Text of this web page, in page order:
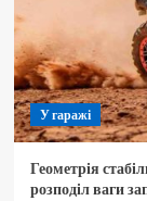
У гаражі
Геометрія
розподіл ваги